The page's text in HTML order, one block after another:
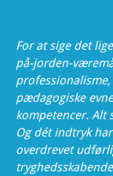
For at sige det
på-jorden-
pædagogiske
kompetencer. Alt
Og dét indtryk
overdrevet